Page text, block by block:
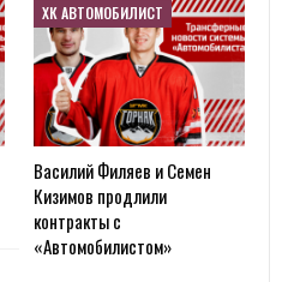
ХК АВТОМОБИЛИСТ
Василий Филяев и Семен
Кизимов продлили
контракты с
«Автомобилистом»